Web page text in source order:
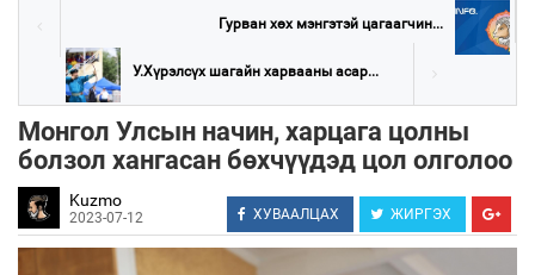
Гурван хөх мэнгэтэй цагаагчин...
У.Хүрэлсүх шагайн харвааны асар...
Монгол Улсын начин, харцага цолны
болзол хангасан бөхчүүдэд цол олголоо
Kuzmo
2023-07-12 ХУВААЛЦАХ ЖИРГЭХ